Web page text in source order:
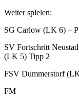
Weiter spielen:
SG Carlow (LK 6) –
SV Fortschritt
(LK 5) Tipp 2
FSV Dummerstorf
FM